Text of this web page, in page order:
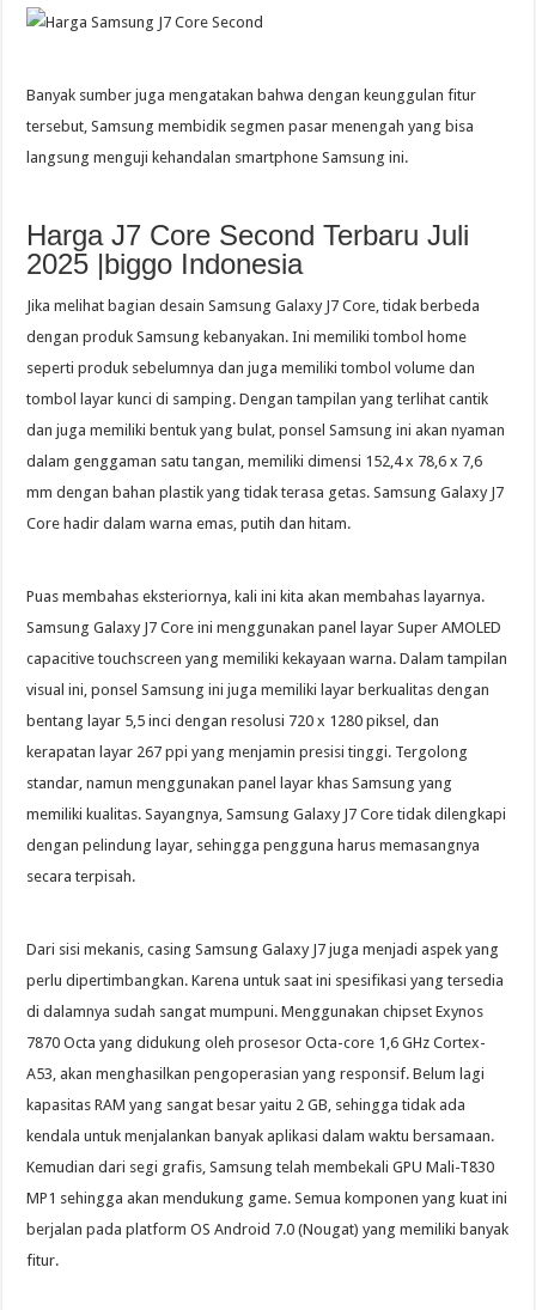
Banyak sumber juga mengatakan bahwa dengan keunggulan fitur
tersebut, Samsung membidik segmen pasar menengah yang bisa
langsung menguji kehandalan smartphone Samsung ini.
Harga J7 Core Second Terbaru Juli
2025 |biggo Indonesia
Jika melihat bagian desain Samsung Galaxy J7 Core, tidak berbeda
dengan produk Samsung kebanyakan. Ini memiliki tombol home
seperti produk sebelumnya dan juga memiliki tombol volume dan
tombol layar kunci di samping. Dengan tampilan yang terlihat cantik
dan juga memiliki bentuk yang bulat, ponsel Samsung ini akan nyaman
dalam genggaman satu tangan, memiliki dimensi 152,4 x 78,6 x 7,6
mm dengan bahan plastik yang tidak terasa getas. Samsung Galaxy J7
Core hadir dalam warna emas, putih dan hitam.
Puas membahas eksteriornya, kali ini kita akan membahas layarnya.
Samsung Galaxy J7 Core ini menggunakan panel layar Super AMOLED
capacitive touchscreen yang memiliki kekayaan warna. Dalam tampilan
visual ini, ponsel Samsung ini juga memiliki layar berkualitas dengan
bentang layar 5,5 inci dengan resolusi 720 x 1280 piksel, dan
kerapatan layar 267 ppi yang menjamin presisi tinggi. Tergolong
standar, namun menggunakan panel layar khas Samsung yang
memiliki kualitas. Sayangnya, Samsung Galaxy J7 Core tidak dilengkapi
dengan pelindung layar, sehingga pengguna harus memasangnya
secara terpisah.
Dari sisi mekanis, casing Samsung Galaxy J7 juga menjadi aspek yang
perlu dipertimbangkan. Karena untuk saat ini spesifikasi yang tersedia
di dalamnya sudah sangat mumpuni. Menggunakan chipset Exynos
7870 Octa yang didukung oleh prosesor Octa-core 1,6 GHz Cortex-
A53, akan menghasilkan pengoperasian yang responsif. Belum lagi
kapasitas RAM yang sangat besar yaitu 2 GB, sehingga tidak ada
kendala untuk menjalankan banyak aplikasi dalam waktu bersamaan.
Kemudian dari segi grafis, Samsung telah membekali GPU Mali-T830
MP1 sehingga akan mendukung game. Semua komponen yang kuat ini
berjalan pada platform OS Android 7.0 (Nougat) yang memiliki banyak
fitur.